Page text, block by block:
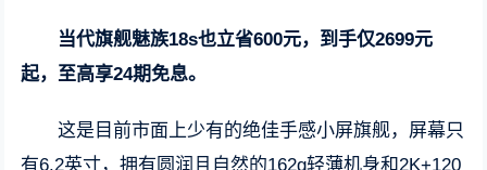
当代旗舰魅族18s也立省600元，到手仅2699元
起，至高享24期免息。
这是目前市面上少有的绝佳手感小屏旗舰，屏幕只
有6.2英寸，拥有圆润且自然的162g轻薄机身和2K+120